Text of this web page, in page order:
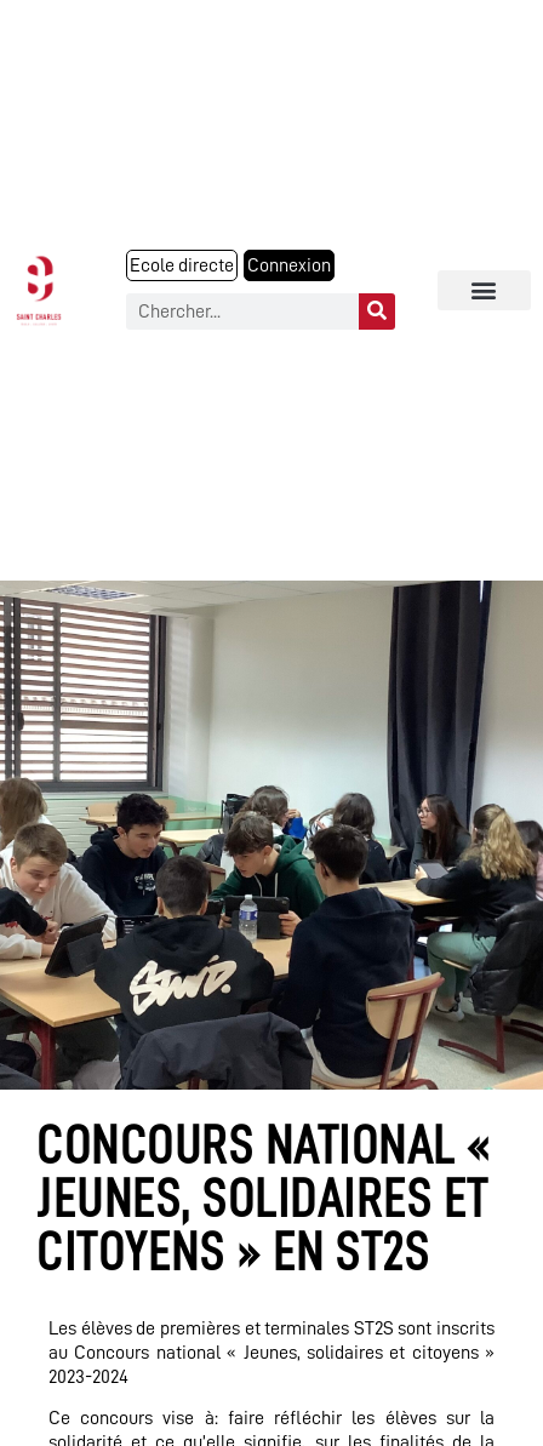
Ecole directe Connexion
CONCOURS NATIONAL «
JEUNES, SOLIDAIRES ET
CITOYENS » EN ST2S
Les élèves de premières et terminales ST2S sont inscrits
au Concours national « Jeunes, solidaires et citoyens »
2023-2024
Ce concours vise à: faire réfléchir les élèves sur la